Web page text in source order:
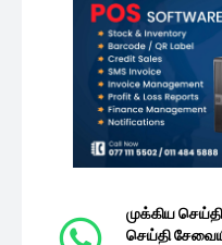
முக்கிய
செய்தி